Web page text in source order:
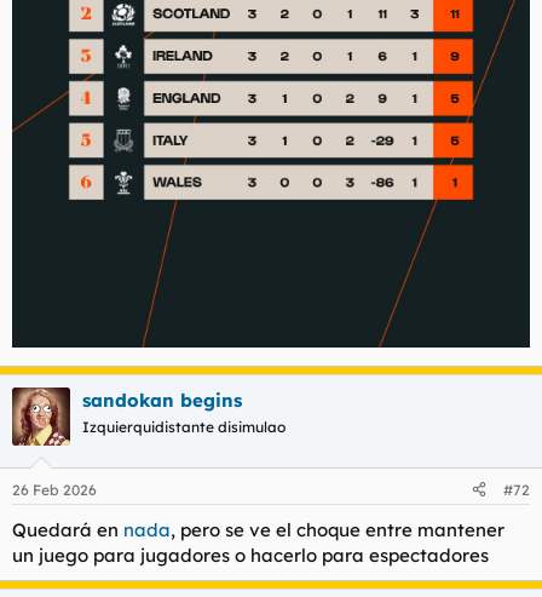
sandokan begins
Izquierquidistante disimulao
26 Feb 2026 #72
Quedará en nada, pero se ve el choque entre mantener
un juego para jugadores o hacerlo para espectadores